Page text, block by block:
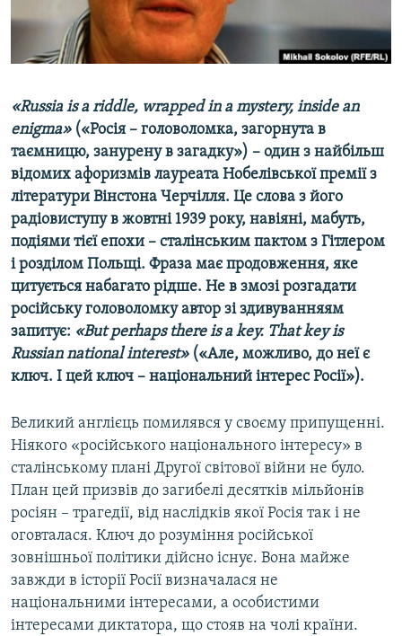
ВІДЕОУРОКИ «ELIFBE»
СВІДЧЕННЯ ОКУПАЦІЇ
ІНФОГРАФІКА
Русский
Qırımtatar
ДОЛУЧАЙСЯ!
Усі сайти RFE/RL
«Russia is a riddle, wrapped in a mystery, inside an
enigma»(«Росія – головоломка, загорнута в
таємницю, занурену в загадку») – один з найбільш
відомих афоризмів лауреата Нобелівської премії з
літератури Вінстона Черчілля. Це слова з його
радіовиступу в жовтні 1939 року, навіяні, мабуть,
подіями тієї епохи – сталінським пактом з Гітлером
і розділом Польщі. Фраза має продовження, яке
цитується набагато рідше. Не в змозі розгадати
російську головоломку автор зі здивуванняям
запитує: «Вut perhaps there is a key. That key is
Russian national interest»(«Але, можливо, до неї є
ключ. І цей ключ – національний інтерес Росії»).
Великий англієць помилявся у своєму припущенні.
Ніякого «російського національного інтересу» в
сталінському плані Другої світової війни не було.
План цей призвів до загибелі десятків мільйонів
росіян – трагедії, від наслідків якої Росія так і не
оговталася. Ключ до розуміння російської
зовнішньої політики дійсно існує. Вона майже
завжди в історії Росії визначалася не
національними інтересами, а особистими
інтересами диктатора, що стояв на чолі країни.